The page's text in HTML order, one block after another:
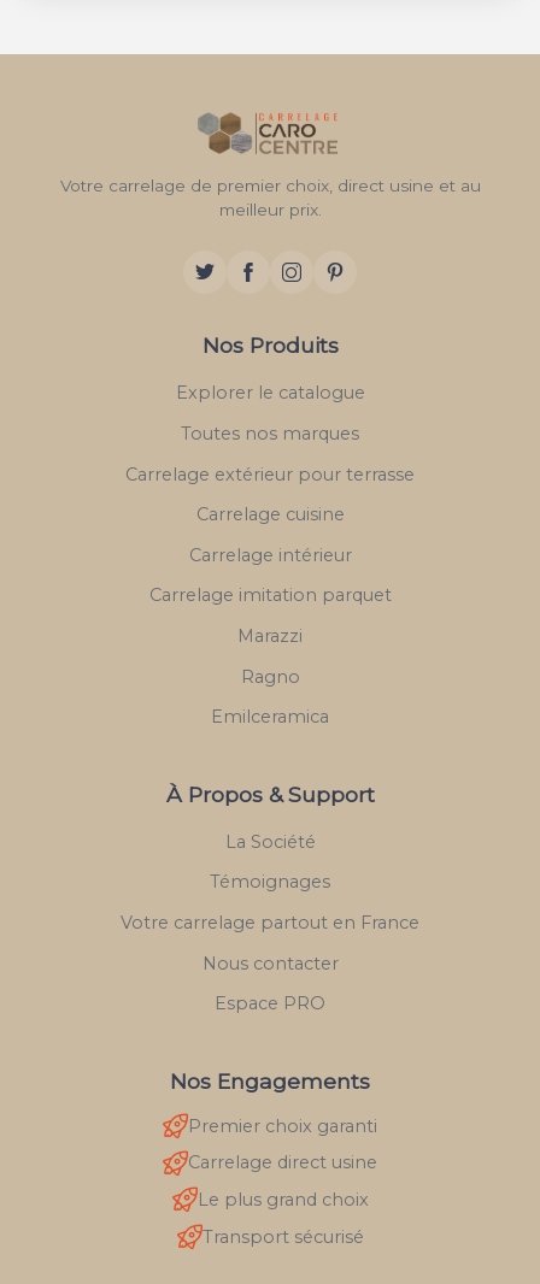
Votre carrelage de premier choix, direct usine et au
meilleur prix.
Nos Produits
Explorer le catalogue
Toutes nos marques
Carrelage extérieur pour terrasse
Carrelage cuisine
Carrelage intérieur
Carrelage imitation parquet
Marazzi
Ragno
Emilceramica
À Propos & Support
La Société
Témoignages
Votre carrelage partout en France
Nous contacter
Espace PRO
Nos Engagements
Premier choix garanti
Carrelage direct usine
Le plus grand choix
Transport sécurisé